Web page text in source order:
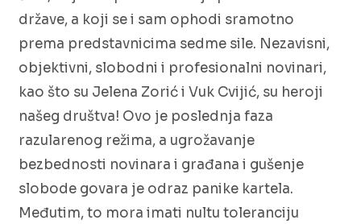
države, a koji se i sam ophodi sramotno
prema predstavnicima sedme sile. Nezavisni,
objektivni, slobodni i profesionalni novinari,
kao što su Jelena Zorić i Vuk Cvijić, su heroji
našeg društva! Ovo je poslednja faza
razularenog režima, a ugrožavanje
bezbednosti novinara i građana i gušenje
slobode govara je odraz panike kartela.
Međutim, to mora imati nultu toleranciju